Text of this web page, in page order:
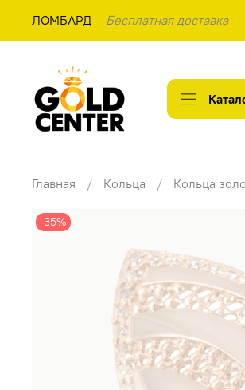
ЛОМБАРД Бесплатная доставка
Главная Кольца Кольца
-35%